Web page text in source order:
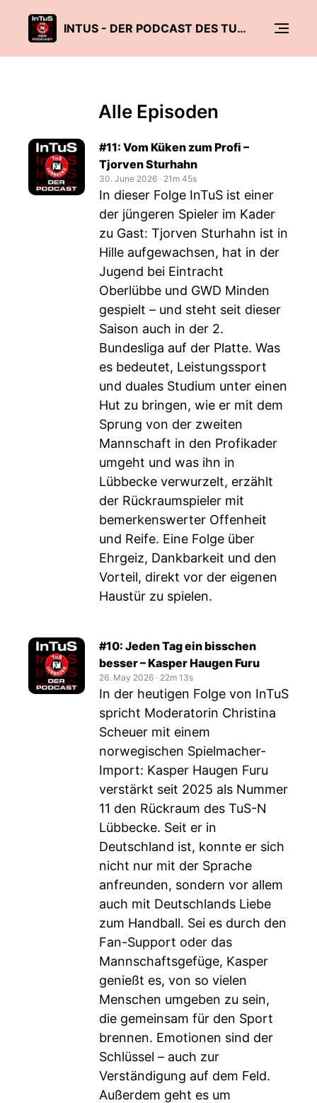
INTUS - DER PODCAST DES TUS N-LÜBBECKE
Alle Episoden
#11: Vom Küken zum Profi –
Tjorven Sturhahn
30. June 2026 ‧ 21m 45s
In dieser Folge InTuS ist einer
der jüngeren Spieler im Kader
zu Gast: Tjorven Sturhahn ist in
Hille aufgewachsen, hat in der
Jugend bei Eintracht
Oberlübbe und GWD Minden
gespielt – und steht seit dieser
Saison auch in der 2.
Bundesliga auf der Platte. Was
es bedeutet, Leistungssport
und duales Studium unter einen
Hut zu bringen, wie er mit dem
Sprung von der zweiten
Mannschaft in den Profikader
umgeht und was ihn in
Lübbecke verwurzelt, erzählt
der Rückraumspieler mit
bemerkenswerter Offenheit
und Reife. Eine Folge über
Ehrgeiz, Dankbarkeit und den
Vorteil, direkt vor der eigenen
Haustür zu spielen.
#10: Jeden Tag ein bisschen
besser – Kasper Haugen Furu
26. May 2026 ‧ 22m 13s
In der heutigen Folge von InTuS
spricht Moderatorin Christina
Scheuer mit einem
norwegischen Spielmacher-
Import: Kasper Haugen Furu
verstärkt seit 2025 als Nummer
11 den Rückraum des TuS-N
Lübbecke. Seit er in
Deutschland ist, konnte er sich
nicht nur mit der Sprache
anfreunden, sondern vor allem
auch mit Deutschlands Liebe
zum Handball. Sei es durch den
Fan-Support oder das
Mannschaftsgefüge, Kasper
genießt es, von so vielen
Menschen umgeben zu sein,
die gemeinsam für den Sport
brennen. Emotionen sind der
Schlüssel – auch zur
Verständigung auf dem Feld.
Außerdem geht es um